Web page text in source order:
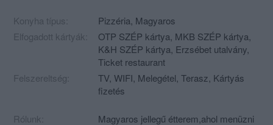
Konyha típus: Pizzéria, Magyaros
Elfogadott kártyák:
OTP SZÉP kártya, MKB SZÉP kártya,
K&H SZÉP kártya, Erzsébet utalvány,
Ticket restaurant
Felszereltség:
TV, WIFI, Melegétel, Terasz, Kártyás
fizetés
Rólunk:
Magyaros jellegű étterem,ahol menüzni